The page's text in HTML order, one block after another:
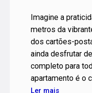
Imagine a
metros da
dos cartões-
ainda desfrutar
completo para
apartamento é o
Ler mais